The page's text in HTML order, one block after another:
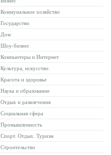
Коммунальное хозяйство
Государство
Дом
Шоу-бизнес
Компьютеры и Интернет
Культура, искусство
Красота и здоровье
Наука и образование
Отдых и развлечения
Социальная сфера
Промышленность
Спорт. Отдых. Туризм
Строительство